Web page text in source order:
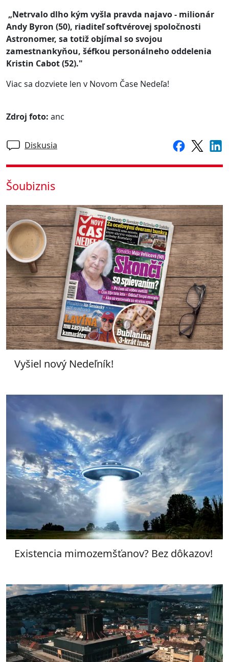
„Netrvalo dlho kým vyšla pravda najavo - milionár
Andy Byron (50), riaditeľ softvérovej spoločnosti
Astronomer, sa totiž objímal so svojou
zamestnankyňou, šéfkou personálneho oddelenia
Kristin Cabot (52)."
Viac sa dozviete len v Novom Čase Nedeľa!
Zdroj foto: anc
Diskusia
Šoubiznis
Vyšiel nový Nedeľník!
Existencia mimozemšťanov? Bez dôkazov!